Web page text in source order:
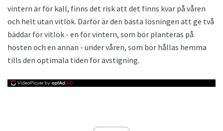
vintern är för kall, finns det risk att det finns kvar på våren
och helt utan vitlök. Därför är den bästa lösningen att ge två
bäddar för vitlök - en för vintern, som bör planteras på
hösten och en annan - under våren, som bör hållas hemma
tills den optimala tiden för avstigning.